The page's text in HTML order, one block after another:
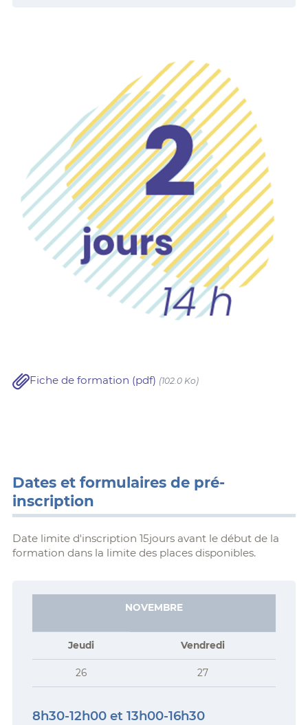
Fiche de formation (pdf) (102.0 Ko)
Dates et formulaires de pré-
inscription
Date limite d'inscription 15jours avant le début de la
formation dans la limite des places disponibles.
NOVEMBRE
Jeudi Vendredi
26 27
8h30-12h00 et 13h00-16h30